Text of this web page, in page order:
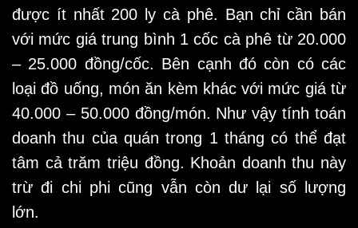
được ít nhất 200 ly cà phê. Bạn chỉ cần bán
với mức giá trung bình 1 cốc cà phê từ 20.000
– 25.000 đồng/cốc. Bên cạnh đó còn có các
loại đồ uống, món ăn kèm khác với mức giá từ
40.000 – 50.000 đồng/món. Như vậy tính toán
doanh thu của quán trong 1 tháng có thể đạt
tâm cả trăm triệu đồng. Khoản doanh thu này
trừ đi chi phi cũng vẫn còn dư lại số lượng
lớn.